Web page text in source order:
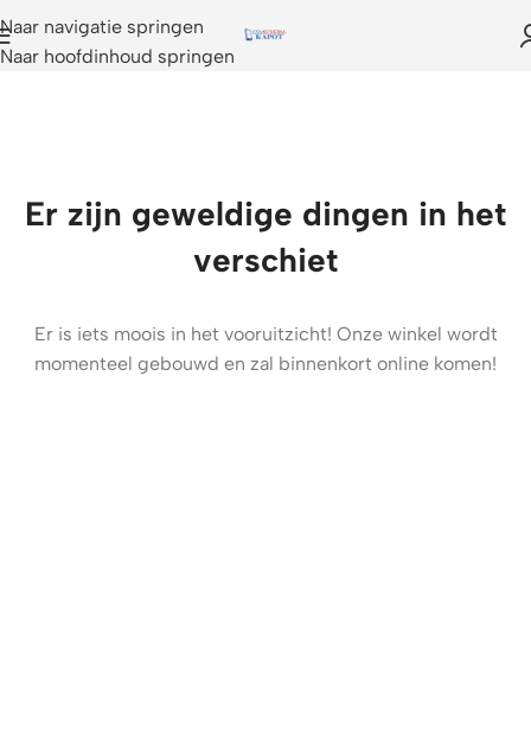
Naar navigatie springen
Naar hoofdinhoud springen
Er zijn geweldige dingen in het
verschiet
Er is iets moois in het vooruitzicht! Onze winkel wordt
momenteel gebouwd en zal binnenkort online komen!